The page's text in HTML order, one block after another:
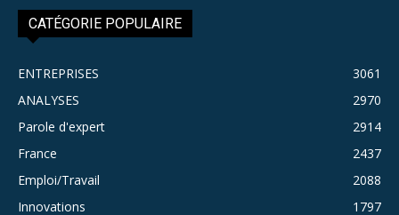
CATÉGORIE POPULAIRE
ENTREPRISES
3061
ANALYSES
2970
Parole d'expert
2914
France
2437
Emploi/Travail
2088
Innovations
1797